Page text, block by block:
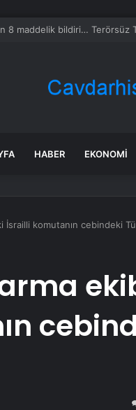
dev tesis 1 euroya
HABER EKONOMI
komutanın cebindeki